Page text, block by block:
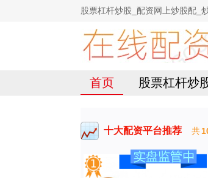
股票杠杆炒股_配资网上炒股配_
首页 股票杠杆炒
十大配资平台推荐 共